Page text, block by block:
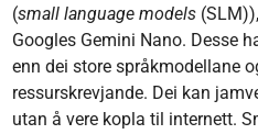
(small language models
Googles Gemini Nano. Desse
enn dei store språkmodellane
ressurskrevjande. Dei kan
utan å vere kopla til internett.